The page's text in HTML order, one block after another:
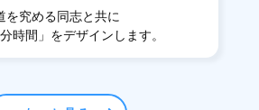
を究める同志と共に
時間」をデザインします。